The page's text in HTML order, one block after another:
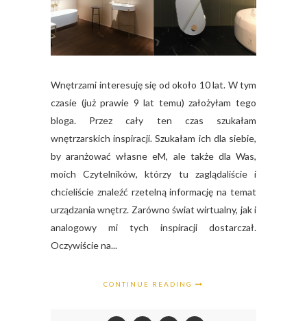
Wnętrzami interesuję się od około 10 lat. W tym
czasie (już prawie 9 lat temu) założyłam tego
bloga. Przez cały ten czas szukałam
wnętrzarskich inspiracji. Szukałam ich dla siebie,
by aranżować własne eM, ale także dla Was,
moich Czytelników, którzy tu zaglądaliście i
chcieliście znaleźć rzetelną informację na temat
urządzania wnętrz. Zarówno świat wirtualny, jak i
analogowy mi tych inspiracji dostarczał.
Oczywiście na...
CONTINUE READING